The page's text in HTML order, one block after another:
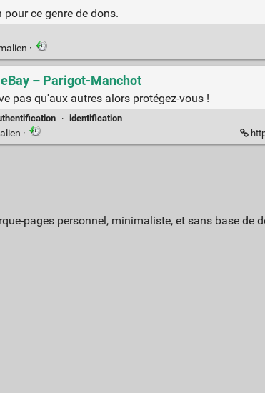
ce genre de dons.
·
– Parigot-Manchot
pas qu'aux autres alors protégez-vous !
· identification
·
pages personnel, minimaliste, et sans base de